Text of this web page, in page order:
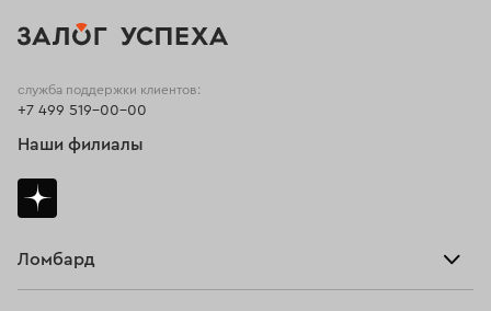
Ломбард
служба поддержки клиентов:
+7 499 519-00-00
Наши филиалы